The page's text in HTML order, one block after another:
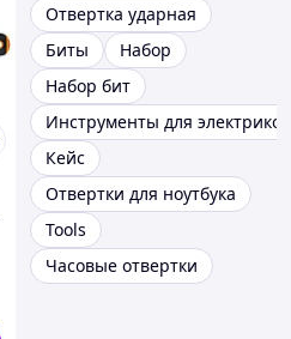
Отвертка ударная
Биты
Набор
Набор бит
Инструменты для электриков
Кейс
Отвертки для ноутбука
Tools
Часовые отвертки